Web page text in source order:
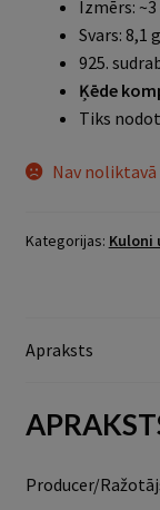
Izmērs:
Svars: 8,1 g
925.
Ķēde
Tiks
Nav noliktavā
Kategorijas: Kuloni
Apraksts
Producer/